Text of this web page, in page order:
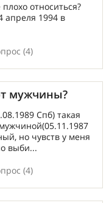
относиться?
апреля 1994 в
(4)
мужчины?
Спб) такая
но чувств у меня
выби...
(4)